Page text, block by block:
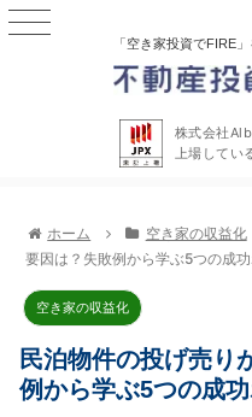
「空き家投資でFIRE
株式会社
上場してい
ホーム 空き家の収益化
要因は？失敗例から学ぶ5つの成
空き家の収益化
民泊物件の投げ売り
例から学ぶ5つの成